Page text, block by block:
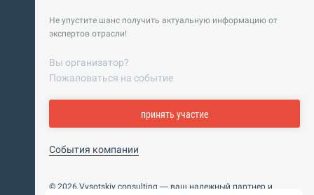
Не упустите шанс получить актуальную информацию от
экспертов отрасли!
Вы организатор?
Пожаловаться на событие
принять участие
События компании
© 2026 Vysotskiy consulting — ваш надежный партнер и